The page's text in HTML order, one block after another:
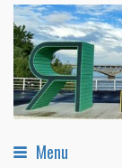
Menu